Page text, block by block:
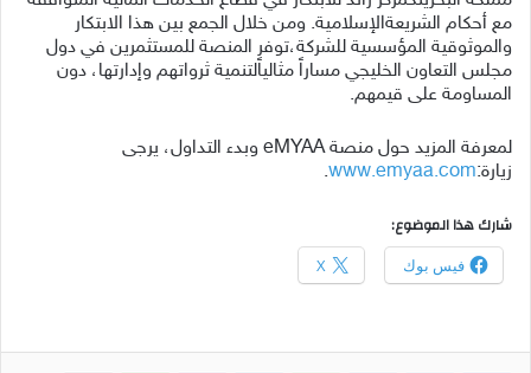
مع أحكام الشريعةالإسلامية. ومن خلال الجمع بين هذا الابتكار
والموثوقية المؤسسية للشركة،توفر المنصة للمستثمرين في دول
مجلس التعاون الخليجي مساراً مثالياًلتنمية ثرواتهم وإدارتها، دون
المساومة على قيمهم.
لمعرفة المزيد حول منصةeMYAA
وبدء التداول، يرجى
زيارة:
www.emyaa.com
.
شارك هذا الموضوع:
فيس بوك X